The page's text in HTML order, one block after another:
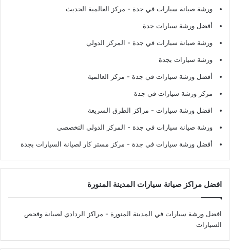
ورشة صيانة سيارات في جدة - مركز العالمية الحديث
أفضل ورشة سيارات جدة
ورشة صيانة سيارات في جدة - المركز الدولي
ورشة سيارات بجدة
أفضل ورشة سيارات في جدة - مركز العالمية
مركز ورشة سيارات في جدة
افضل ورشة سيارات - مراكز الطرق السريعة
ورشة صيانة سيارات في جدة - المركز الدولي التخصصي
أفضل ورشة سيارات في جدة - مركز مستر كار لصيانة السيارات بجدة
افضل مراكز صيانة سيارات المدينة المنورة
افضل ورشة سيارات في المدينة المنورة - مراكز الردادي لصيانة وفحص
السيارات